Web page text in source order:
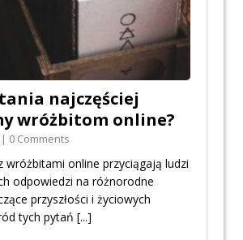
najczęściej
wróżbitom online?
| 0 Comments
wróżbitami online przyciągają ludzi
odpowiedzi na różnorodne
przyszłości i życiowych
tych pytań [...]